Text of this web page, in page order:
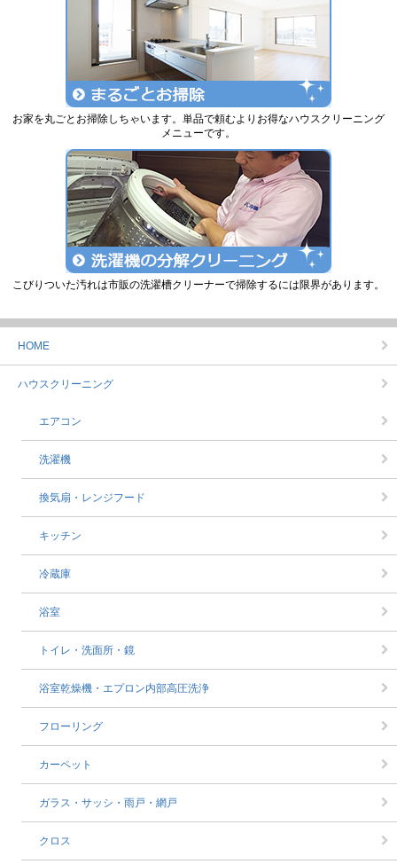
お家を丸ごとお掃除しちゃいます。単品で頼むよりお得なハウスクリーニング
メニューです。
こびりついた汚れは市販の洗濯槽クリーナーで掃除するには限界があります。
HOME
ハウスクリーニング
エアコン
洗濯機
換気扇・レンジフード
キッチン
冷蔵庫
浴室
トイレ・洗面所・鏡
浴室乾燥機・エプロン内部高圧洗浄
フローリング
カーペット
ガラス・サッシ・雨戸・網戸
クロス